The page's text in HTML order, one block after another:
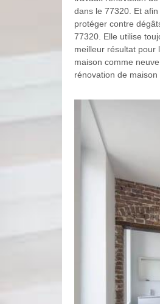
dans le 77320. Et
protéger contre
77320. Elle utilise
meilleur résultat pour
maison comme
rénovation de